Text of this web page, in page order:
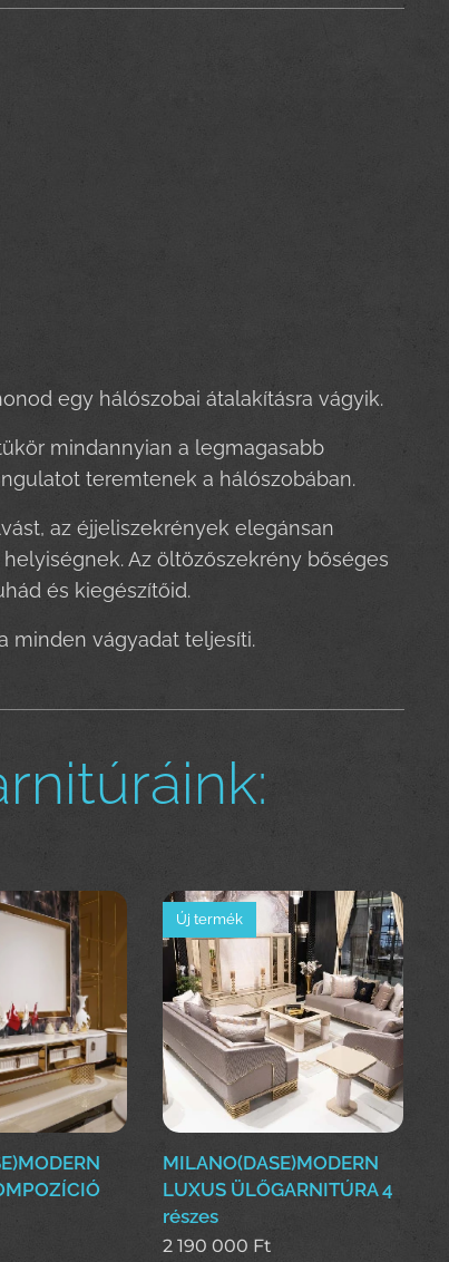
egy hálószobai átalakításra vágyik.
mindannyian a legmagasabb
teremtenek a hálószobában.
az éjjeliszekrények elegánsan
Az öltözőszekrény bőséges
és kiegészítőid.
minden vágyadat teljesíti.
MILANO(DASE)MODERN
LUXUS ÜLŐGARNITÚRA 4
részes
Új termék
2 190 000 Ft